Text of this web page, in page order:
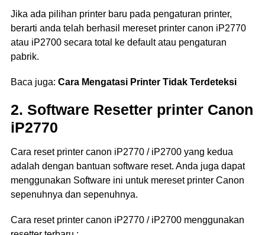
Jika ada pilihan printer baru pada pengaturan printer,
berarti anda telah berhasil mereset printer canon iP2770
atau iP2700 secara total ke default atau pengaturan
pabrik.
Baca juga: Cara Mengatasi Printer Tidak Terdeteksi
2. Software Resetter printer Canon
iP2770
Cara reset printer canon iP2770 / iP2700 yang kedua
adalah dengan bantuan software reset. Anda juga dapat
menggunakan Software ini untuk mereset printer Canon
sepenuhnya dan sepenuhnya.
Cara reset printer canon iP2770 / iP2700 menggunakan